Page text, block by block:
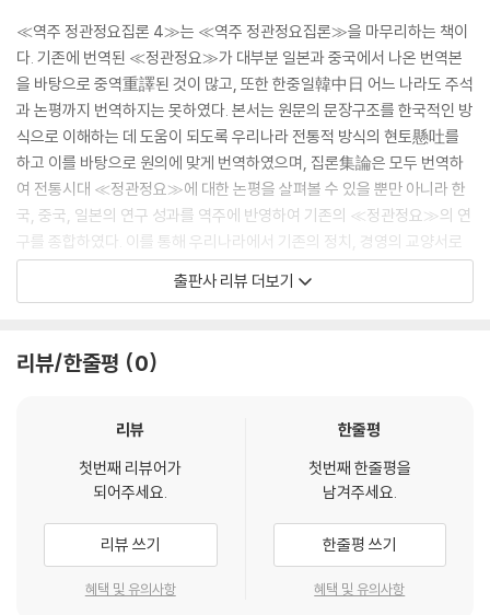
≪역주 정관정요집론 4≫는 ≪역주 정관정요집론≫을 마무리하는 책이
다. 기존에 번역된 ≪정관정요≫가 대부분 일본과 중국에서 나온 번역본
을 바탕으로 중역重譯된 것이 많고, 또한 한중일韓中日 어느 나라도 주석
과 논평까지 번역하지는 못하였다. 본서는 원문의 문장구조를 한국적인 방
식으로 이해하는 데 도움이 되도록 우리나라 전통적 방식의 현토懸吐를
하고 이를 바탕으로 원의에 맞게 번역하였으며, 집론集論은 모두 번역하
여 전통시대 ≪정관정요≫에 대한 논평을 살펴볼 수 있을 뿐만 아니라 한
국, 중국, 일본의 연구 성과를 역주에 반영하여 기존의 ≪정관정요≫의 연
구를 종합하였다. 이를 통해 우리나라에서 기존의 정치, 경영의 교양서로
만 읽혔던 ≪정관정요≫와 다른 보다 새롭고 전문적인 ≪정관정요≫를
만나볼 수 있을 것이라 기대한다. 본서에는 상세한 색인을 부록하여 내용
魏徵列傳>, <오긍열전吳兢列傳>을 역주하였다. 또한 정관貞觀 시기
閣功臣圖> 등을 부록하였다. 또한 스마트 기기에서 QR코드를 통해 볼 수
출판사 리뷰 더보기
리뷰/한줄평 0
리뷰
첫번째 리뷰어가
되어주세요.
리뷰 쓰기
혜택 및 유의사항
한줄평
첫번째 한줄평을
남겨주세요.
한줄평 쓰기
혜택 및 유의사항